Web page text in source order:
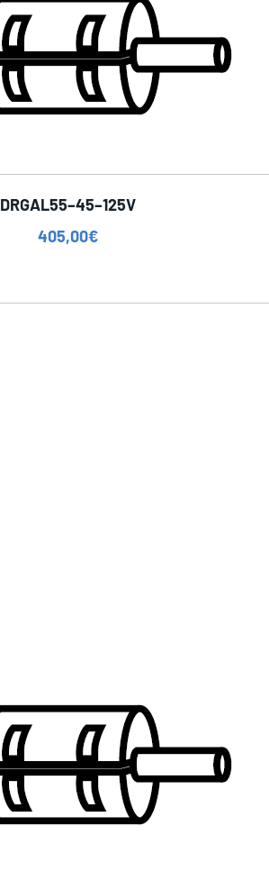
DRGAL55–45–125V
405,00€